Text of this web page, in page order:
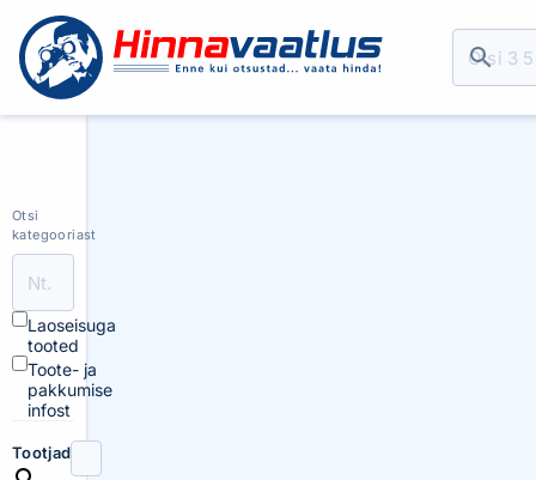
Otsi
kategooriast
Laoseisuga
tooted
Toote- ja
pakkumise
infost
Tootjad